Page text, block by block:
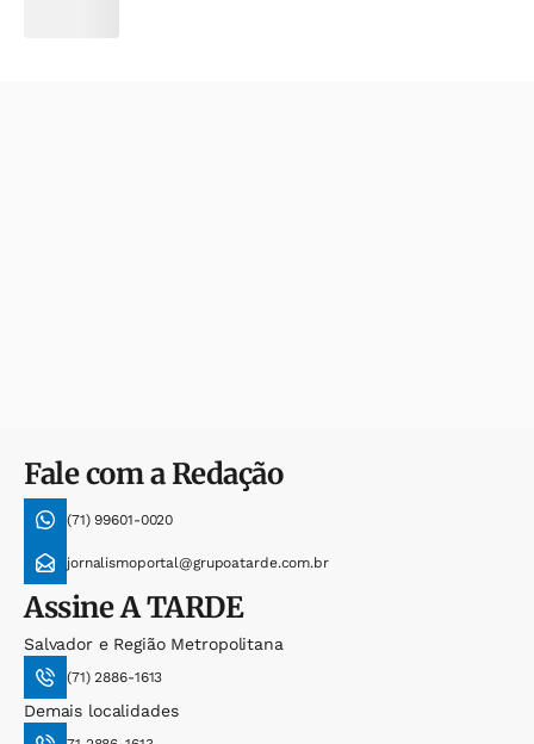
Fale com a Redação
(71) 99601-0020
jornalismoportal@grupoatarde.com.br
AssineA TARDE
Salvador e Região Metropolitana
(71) 2886-1613
Demais localidades